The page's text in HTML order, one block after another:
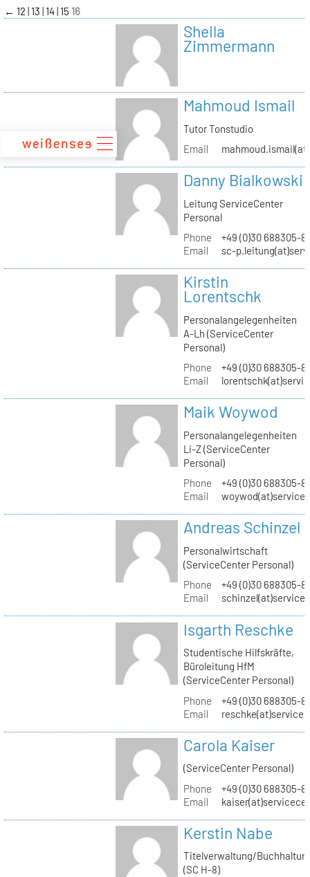
zum
Inhalt
← 12 13 14 15 16
Sheila
Zimmermann
Mahmoud Ismail
Tutor Tonstudio
Email
Danny Bialkowski
Leitung ServiceCenter
Personal
Phone
+49 (0)30 688305-
Email
sc-
Kirstin
Lorentschk
Personalangelegenheiten
A-Lh (ServiceCenter
Personal)
Phone
+49 (0)30 688305-
Email
Maik Woywod
Personalangelegenheiten
Li-Z (ServiceCenter
Personal)
Phone
+49 (0)30 688305-
Email
Andreas Schinzel
Personalwirtschaft
(ServiceCenter Personal)
Phone
+49 (0)30 688305-
Email
Isgarth Reschke
Studentische Hilfskräfte,
Büroleitung HfM
(ServiceCenter Personal)
Phone
+49 (0)30 688305-
Email
Carola Kaiser
(ServiceCenter Personal)
Phone
+49 (0)30 688305-
Email
Kerstin Nabe
Titelverwaltung/
(SC H-8)